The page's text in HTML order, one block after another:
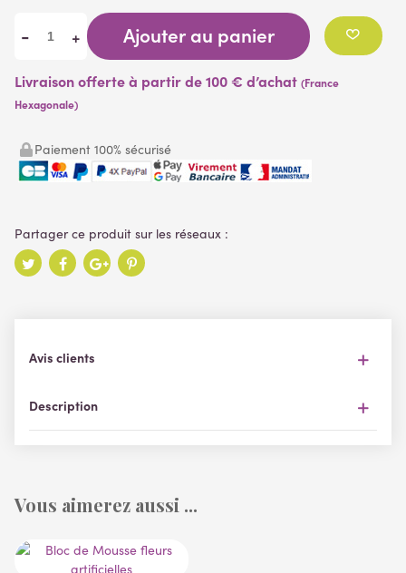
- + Ajouter au panier
Livraison offerte à partir de 100 € d’achat (France
Hexagonale)
Paiement 100% sécurisé
Description
Avis clients
Vous aimerez aussi ...